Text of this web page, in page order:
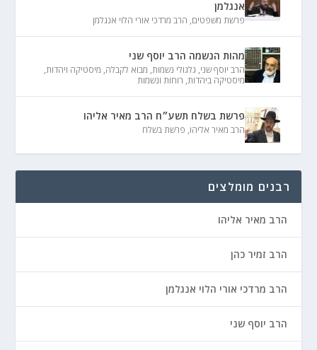
אנגלמן
פרשת משפטים, הרב מרדכי אורי הלוי אנגלמן
מהות הנשמה הרב יוסף שני
הרב יוסף שני, גלגולי נשמות, מבוא לקבלה, מיסטיקה ויהדות,
מיסטיקה ביהדות, רוחות ונשמות
פרשת בשלח תשע״ח הרב מאיר אליהו
הרב מאיר אליהו, פרשת בשלח
רבנים מומלצים
הרב מאיר אליהו
הרב זמיר כהן
הרב מרדכי אורי הלוי אנגלמן
הרב יוסף שני